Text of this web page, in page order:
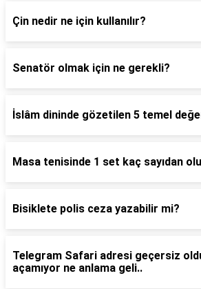
Çin nedir ne için kullanılır?
Senatör olmak için ne gerekli?
İslâm dininde gözetilen 5 temel
Masa tenisinde 1 set kaç sayıdan
Bisiklete polis ceza yazabilir mi?
Telegram Safari adresi geçersiz
açamıyor ne anlama geli..